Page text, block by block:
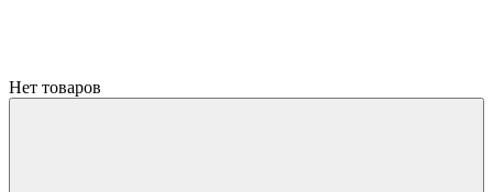
Нет товаров